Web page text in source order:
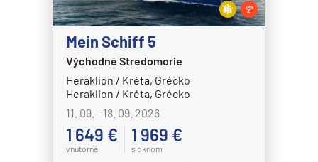
Mein Schiff 5
Východné Stredomorie
Heraklion / Kréta, Grécko
Heraklion / Kréta, Grécko
11. 09. - 18. 09. 2026
1 649 €
vnútorná
1 969 €
s oknom